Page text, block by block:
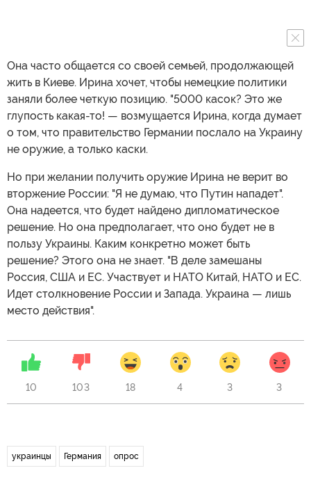
Она часто общается со своей семьей, продолжающей
жить в Киеве. Ирина хочет, чтобы немецкие политики
заняли более четкую позицию. "5000 касок? Это же
глупость какая-то! — возмущается Ирина, когда думает
о том, что правительство Германии послало на Украину
не оружие, а только каски.
Но при желании получить оружие Ирина не верит во
вторжение России: "Я не думаю, что Путин нападет".
Она надеется, что будет найдено дипломатическое
решение. Но она предполагает, что оно будет не в
пользу Украины. Каким конкретно может быть
решение? Этого она не знает. "В деле замешаны
Россия, США и ЕС. Участвует и НАТО Китай, НАТО и ЕС.
Идет столкновение России и Запада. Украина — лишь
место действия".
10 103 18 4 3 3
украинцы Германия опрос